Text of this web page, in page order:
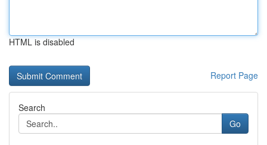
HTML is disabled
Report Page
Search
Go